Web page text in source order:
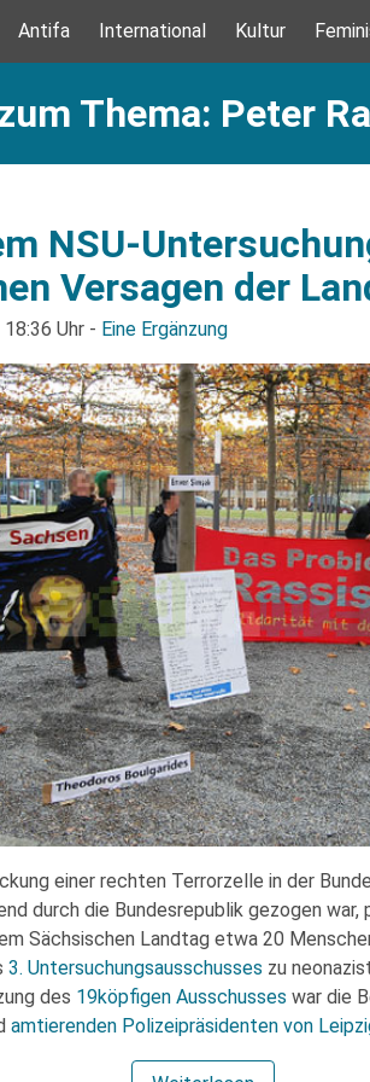
Antifa International Kultur
Thema: Peter
NSU-
Versagen der
18:36 Uhr - Eine Ergänzung
einer rechten Terrorzelle in der
durch die Bundesrepublik gezogen
Sächsischen Landtag etwa 20
3. Untersuchungsausschusses zu
des 19köpfigen Ausschusses war die
amtierenden Polizeipräsidenten von